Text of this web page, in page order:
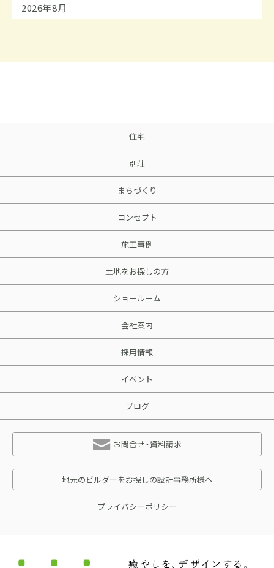
2026年8月
住宅
別荘
まちづくり
コンセプト
施工事例
土地をお探しの方
ショールーム
会社案内
採用情報
イベント
ブログ
お問合せ・資料請求
地元のビルダーをお探しの設計事務所様へ
プライバシーポリシー